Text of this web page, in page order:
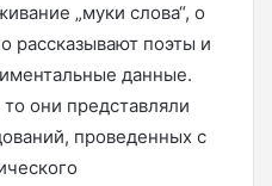
„муки слова“, о
рассказывают поэты и
данные.
они представляли
проведенных с